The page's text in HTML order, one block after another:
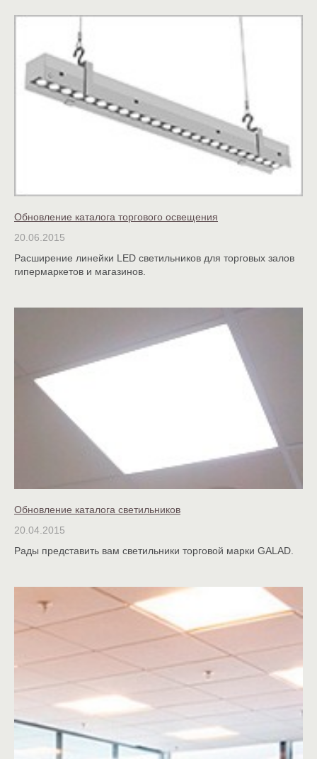
Обновление каталога торгового освещения
20.06.2015
Расширение линейки LED светильников для торговых залов
гипермаркетов и магазинов.
Обновление каталога светильников
20.04.2015
Рады представить вам светильники торговой марки GALAD.